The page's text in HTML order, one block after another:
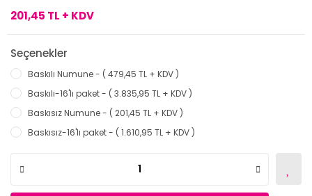
201,45 TL + KDV
Seçenekler
Baskılı Numune - ( 479,45 TL + KDV )
Baskılı-16'lı paket - ( 3.835,95 TL + KDV )
Baskısız Numune - ( 201,45 TL + KDV )
Baskısız-16'lı paket - ( 1.610,95 TL + KDV )